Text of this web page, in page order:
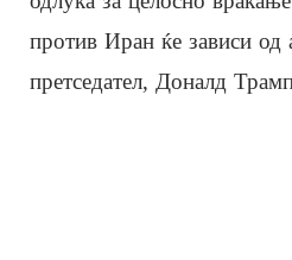
против Иран ќе зависи од
претседател, Доналд